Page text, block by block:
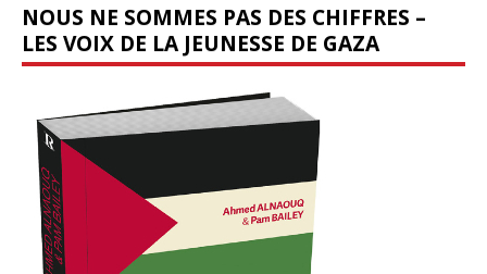
NOUS NE SOMMES PAS DES CHIFFRES –
LES VOIX DE LA JEUNESSE DE GAZA